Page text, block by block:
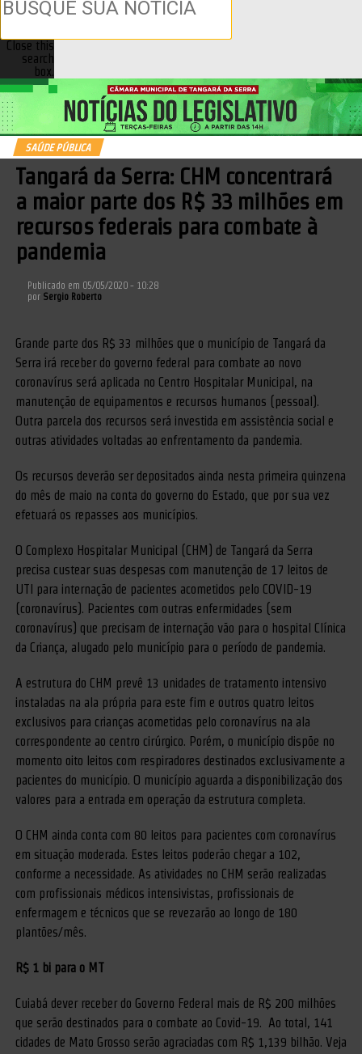
Close this
search
box.
SAÚDE PÚBLICA
Tangará da Serra: CHM concentrará
a maior parte dos R$ 33 milhões em
recursos federais para combate à
pandemia
Publicado em 05/05/2020 - 10:28
por Sergio Roberto
Grande parte dos R$ 33 milhões que o município de Tangará da
Serra irá receber do governo federal para combate ao novo
coronavírus será aplicada no Centro Hospitalar Municipal, na
manutenção de equipamentos e recursos humanos (pessoal).
Outra parcela dos recursos será investida em assistência social e
outras atividades voltadas ao enfrentamento da pandemia.
Os recursos deverão ser depositados ainda nesta primeira quinzena
do mês de maio na conta do governo do Estado, que por sua vez
efetuará os repasses aos municípios.
O Complexo Hospitalar Municipal (CHM) de Tangará da Serra
precisa custear suas despesas com manutenção de 17 leitos de
UTI para internação de pacientes acometidos pelo COVID-19
(coronavírus). Pacientes com outras enfermidades (sem
coronavírus) que precisam de internação vão para o hospital Clínica
da Criança, alugado pelo município para o período de pandemia.
A estrutura do CHM prevê 13 unidades de tratamento intensivo
instaladas na ala própria para este fim e outros quatro leitos
exclusivos para crianças acometidas pelo coronavírus na ala
correspondente ao centro cirúrgico. Porém, o município dispõe no
momento oito leitos com respiradores destinados exclusivamente a
pacientes do município. O município aguarda a disponibilização dos
valores para a entrada em operação da estrutura completa.
O CHM ainda conta com 80 leitos para pacientes com coronavírus
em situação moderada. Estes leitos poderão chegar a 102,
conforme a necessidade. As atividades no CHM serão realizadas
com profissionais médicos intensivistas, profissionais de
enfermagem e técnicos que se revezarão ao longo de 180
plantões/mês.
R$ 1 bi para o MT
Cuiabá dever receber do Governo Federal mais de R$ 200 milhões
que serão destinados para o combate ao Covid-19. Ao total, 141
cidades de Mato Grosso serão agraciadas com R$ 1,139 bilhão. Veja